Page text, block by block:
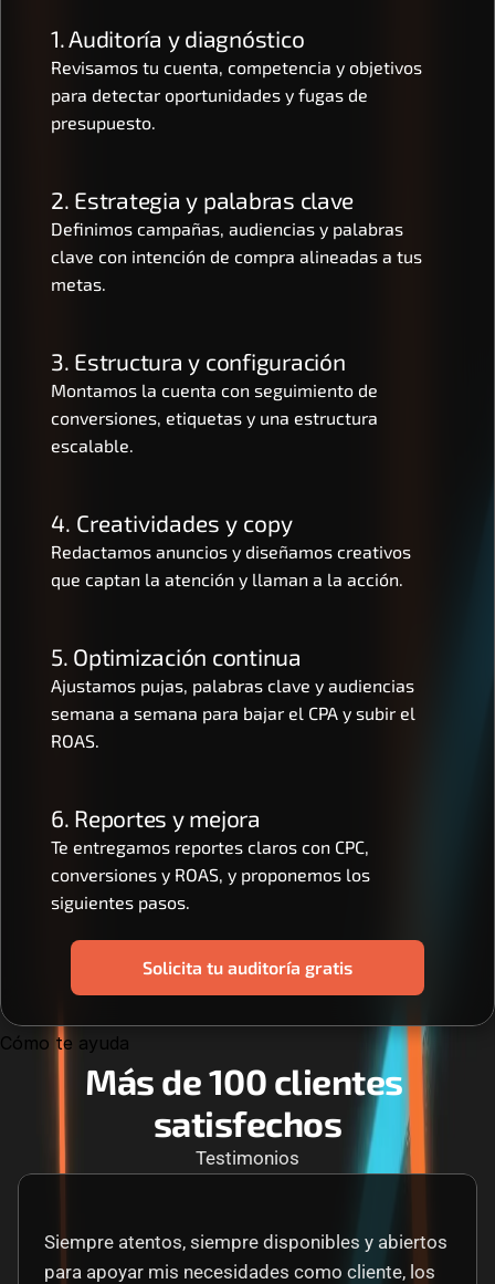
1. Auditoría y diagnóstico
Revisamos tu cuenta, competencia y objetivos
para detectar oportunidades y fugas de
presupuesto.
2. Estrategia y palabras clave
Definimos campañas, audiencias y palabras
clave con intención de compra alineadas a tus
metas.
3. Estructura y configuración
Montamos la cuenta con seguimiento de
conversiones, etiquetas y una estructura
escalable.
4. Creatividades y copy
Redactamos anuncios y diseñamos creativos
que captan la atención y llaman a la acción.
5. Optimización continua
Ajustamos pujas, palabras clave y audiencias
semana a semana para bajar el CPA y subir el
ROAS.
6. Reportes y mejora
Te entregamos reportes claros con CPC,
conversiones y ROAS, y proponemos los
siguientes pasos.
Solicita tu auditoría gratis
Cómo te ayuda
Más de 100 clientes
satisfechos
Testimonios
Siempre atentos, siempre disponibles y abiertos
para apoyar mis necesidades como cliente, los